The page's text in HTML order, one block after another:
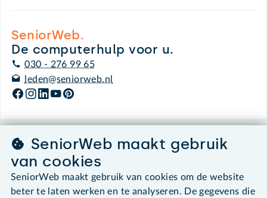
SeniorWeb.
De computerhulp voor u.
030 - 276 99 65
leden@seniorweb.nl
©2026 SeniorWeb
Algemene voorwaarden
Cookies en cookie-instellingen
SeniorWeb maakt gebruik
van cookies
SeniorWeb maakt gebruik van cookies om de website
beter te laten werken en te analyseren. De gegevens die